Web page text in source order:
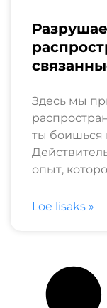
Здесь мы
ты боишься
опыт,
Loe lisaks »